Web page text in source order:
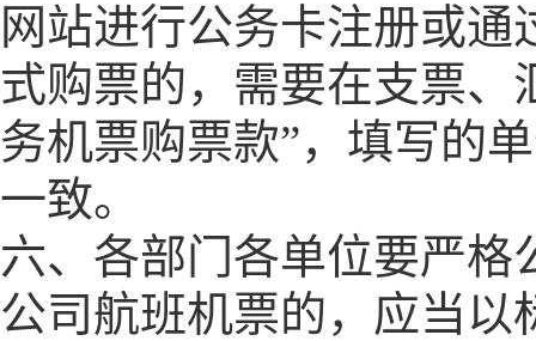
网站进行公务卡注册或
式购票的，需要在支票
务机票购票款”，填写的
一致。
六、各部门各单位要严
公司航班机票的，应当